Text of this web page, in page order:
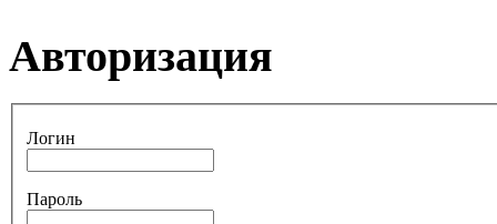
Авторизация
Логин
Пароль